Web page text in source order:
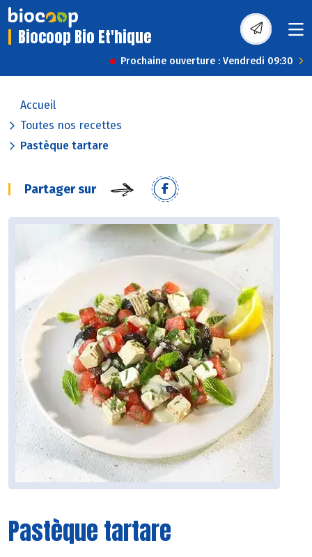
Biocoop Bio Et'hique
Prochaine ouverture : Vendredi 09:30
Accueil
Toutes nos recettes
Pastèque tartare
Partager sur
Pastèque tartare